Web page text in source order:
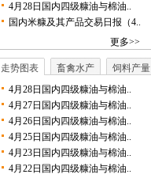
4月28日国内四级糠油与棉油..
国内米糠及其产品交易日报（4..
更多>>
走势图表 畜禽水产
饲料产量
4月28日国内四级糠油与棉油..
4月27日国内四级糠油与棉油..
4月26日国内四级糠油与棉油..
4月25日国内四级糠油与棉油..
4月23日国内四级糠油与棉油..
4月22日国内四级糠油与棉油..